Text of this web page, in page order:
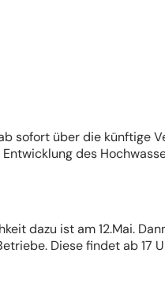
sofort über die künftige
des
dazu ist am 12.Mai.
Diese findet ab 17